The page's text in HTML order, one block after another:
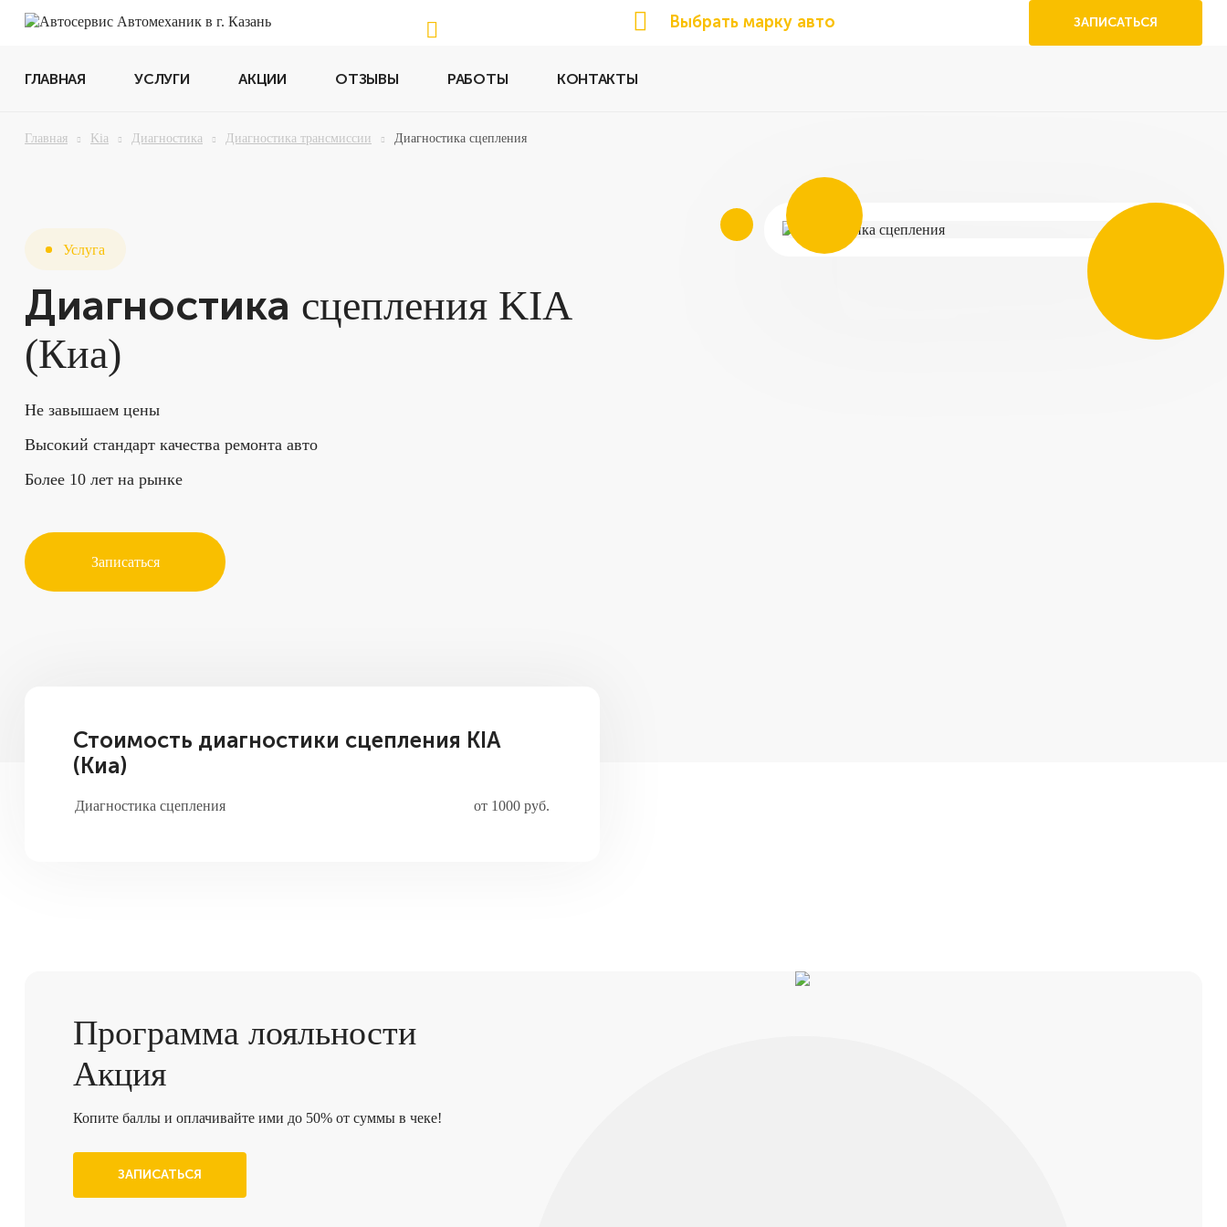
Выбрать марку авто ЗАПИСАТЬСЯ
ГЛАВНАЯ УСЛУГИ АКЦИИ ОТЗЫВЫ РАБОТЫ КОНТАКТЫ
Главная Kia Диагностика Диагностика трансмиссии Диагностика сцепления
Услуга
Диагностика сцепления KIA
(Киа)
Не завышаем цены
Высокий стандарт качества ремонта авто
Более 10 лет на рынке
Записаться
Стоимость диагностики сцепления KIA
(Киа)
Диагностика сцепления от 1000 руб.
Программа лояльности
Акция
Копите баллы и оплачивайте ими до 50% от суммы в чеке!
ЗАПИСАТЬСЯ